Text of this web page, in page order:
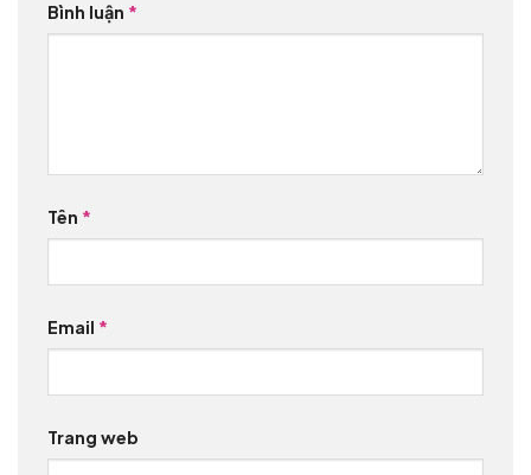
Bình luận *
Tên *
Email *
Trang web